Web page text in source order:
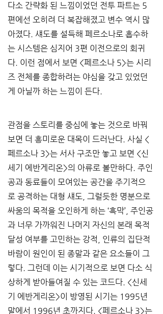
다소 간략화 된 느낌이었던 전투 파트는 5
편에선 오히려 더 복잡해졌고 변수 역시 많
아졌다. 섀도를 설득해 페르소나로 흡수하
는 시스템은 심지어 3편 이전으로의 회귀
다. 이런 점에서 보면 <페르소나 5>는 시리
즈 전체를 종합하려는 야심을 갖고 있었던
게 아닐까 하는 느낌이 든다.
관점을 스토리를 중심에 놓는 것으로 바꿔
보면 더 흥미로운 대목이 드러난다. 사실 <
페르소나 3>는 서사 구조만 놓고 보면 <신
세기 에반게리온>의 아류로 볼만하다. 주인
공과 동료들이 모여있는 공간을 주기적으
로 공격하는 대형 섀도, 그럴듯한 명분으로
싸움의 목적을 오인하게 하는 ‘흑막’, 주인공
과 너무 가까워진 나머지 자신의 본래 목적
달성 여부를 고민하는 강적, 인류의 집단적
바람이 원인이 된 종말과 같은 요소들이 그
렇다. 그런데 이는 시기적으로 보면 다소 식
상하게 받아들여질 수 있는 코드다. <신세
기 에반게리온>이 방영된 시기는 1995년
말에서 1996년 초까지다. <페르소나 3>는